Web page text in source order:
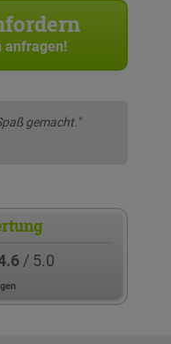
anfragen!
gemacht."
/ 5.0